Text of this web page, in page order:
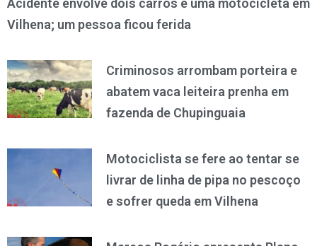
Acidente envolve dois carros e uma motocicleta em
Vilhena; um pessoa ficou ferida
Criminosos arrombam porteira e
abatem vaca leiteira prenha em
fazenda de Chupinguaia
Motociclista se fere ao tentar se
livrar de linha de pipa no pescoço
e sofrer queda em Vilhena